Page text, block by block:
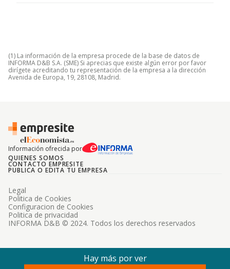
(1) La información de la empresa procede de la base de datos de
INFORMA D&B S.A. (SME) Si aprecias que existe algún error por favor
dirígete acreditando tu representación de la empresa a la dirección
Avenida de Europa, 19, 28108, Madrid.
Información ofrecida por
QUIENES SOMOS
CONTACTO EMPRESITE
PUBLICA O EDITA TU EMPRESA
INFORMA D&B © 2024. Todos los derechos reservados
Legal
Politica de Cookies
Configuracion de Cookies
Politica de privacidad
Hay más por ver